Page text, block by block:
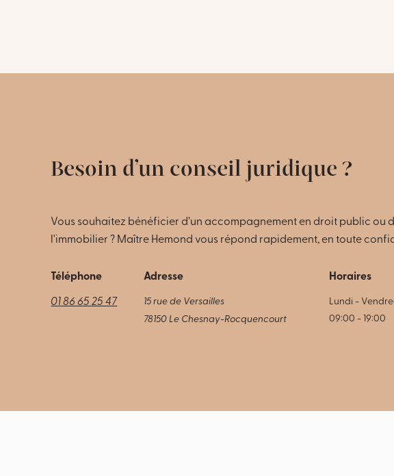
Besoin d’un conseil juridique ?
Vous souhaitez bénéficier d’un accompagnement en droit public ou
l'immobilier ? Maître Hemond vous répond rapidement, en toute
Téléphone
01 86 65 25 47
Adresse
15 rue de Versailles
78150 Le Chesnay-Rocquencourt
Horaires
Lundi -
09:00 - 19:00